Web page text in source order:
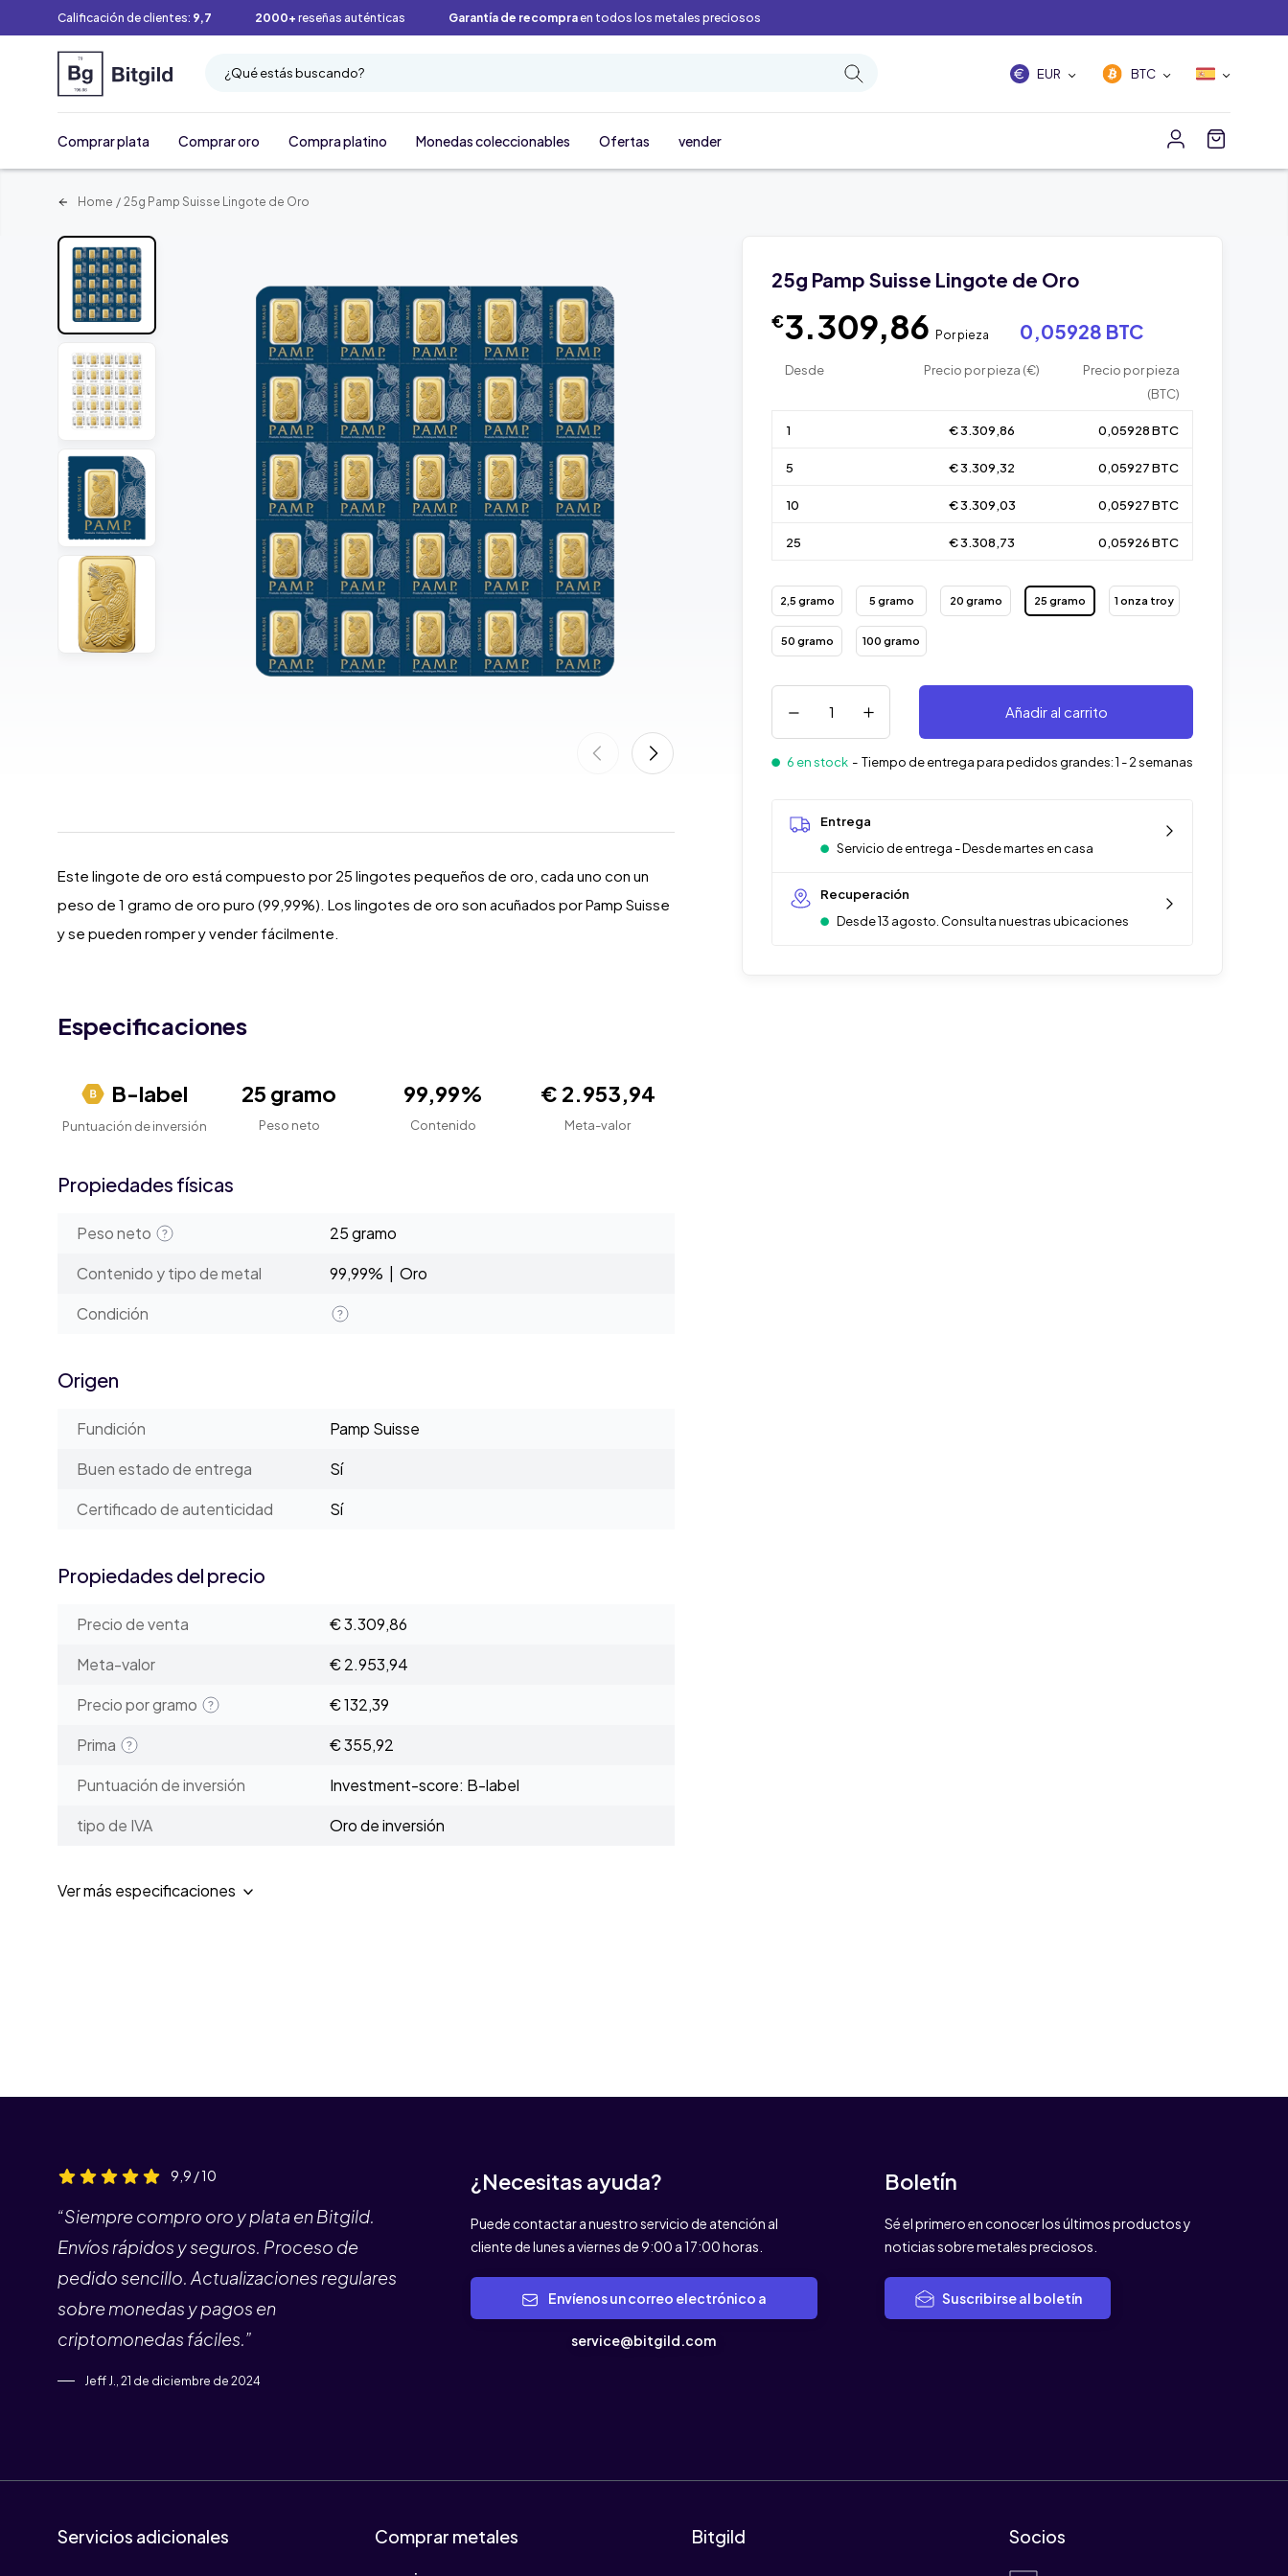
Calificación de clientes: 9,7 2000+ reseñas auténticas Garantía de recompraen todos los metales preciosos
¿Qué estás buscando? EUR BTC
Comprar plata Comprar oro Compra platino Monedas coleccionables Ofertas vender
Home / 25g Pamp Suisse Lingote de Oro
25g Pamp Suisse Lingote de Oro
€3.309,86 Por pieza 0,05928 BTC
Desde Precio por pieza (€)
Precio por pieza
(BTC)
1 € 3.309,86 0,05928 BTC
5 € 3.309,32 0,05927 BTC
10 € 3.309,03 0,05927 BTC
25 € 3.308,73 0,05926 BTC
2,5 gramo 5 gramo 20 gramo 25 gramo 1 onza troy
50 gramo 100 gramo
Añadir al carrito
6 en stock - Tiempo de entrega para pedidos grandes: 1 - 2 semanas
Entrega
Servicio de entrega - Desde martes en casa
Recuperación
Desde 13 agosto. Consulta nuestras ubicaciones
Este lingote de oro está compuesto por 25 lingotes pequeños de oro, cada uno con un
peso de 1 gramo de oro puro (99,99%). Los lingotes de oro son acuñados por Pamp Suisse
y se pueden romper y vender fácilmente.
Especificaciones
B-label
Puntuación de inversión
25 gramo
Peso neto
99,99%
Contenido
€ 2.953,94
Meta-valor
Propiedades físicas
Peso neto
25 gramo
Contenido y tipo de metal
99,99% | Oro
Condición
Origen
Fundición
Pamp Suisse
Buen estado de entrega
Sí
Certificado de autenticidad
Sí
Propiedades del precio
Precio de venta
€ 3.309,86
Meta-valor
€ 2.953,94
Precio por gramo
€ 132,39
Prima
€ 355,92
Puntuación de inversión
Investment-score: B-label
tipo de IVA
Oro de inversión
Ver más especificaciones
9,9 / 10
“Siempre compro oro y plata en Bitgild.
Envíos rápidos y seguros. Proceso de
pedido sencillo. Actualizaciones regulares
sobre monedas y pagos en
criptomonedas fáciles.”
Jeff J., 21 de diciembre de 2024
¿Necesitas ayuda?
Puede contactar a nuestro servicio de atención al
cliente de lunes a viernes de 9:00 a 17:00 horas.
service@bitgild.com
Boletín
Sé el primero en conocer los últimos productos y
noticias sobre metales preciosos.
Suscribirse al boletín
Servicios adicionales
Comprar metales
Bitgild Socios